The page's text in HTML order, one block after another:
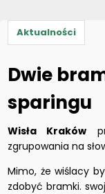
Aktualności
Dwie
sparingu
Wisła Kraków
zgrupowania na
Mimo, że wiślacy
zdobyć bramki.